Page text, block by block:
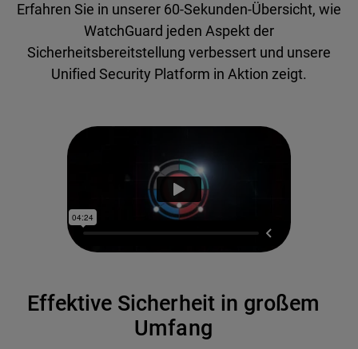
Erfahren Sie in unserer 60-Sekunden-Übersicht, wie
WatchGuard jeden Aspekt der
Sicherheitsbereitstellung verbessert und unsere
Unified Security Platform in Aktion zeigt.
Effektive Sicherheit in großem
Umfang